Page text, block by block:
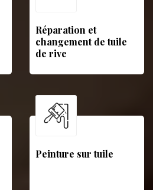
Réparation et
changement de tuile
de rive
Peinture sur tuile